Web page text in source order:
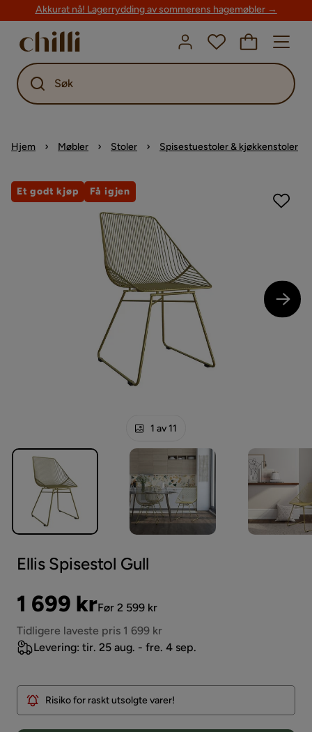
Akkurat nå! Lagerrydding av sommerens hagemøbler →
Søk
Hjem Møbler Stoler Spisestuestoler & kjøkkenstoler
Et godt kjøp Få igjen
1 av 11
Ellis Spisestol Gull
Pris
1 699 kr
Original
Pris
Før 2 599 kr
Tidligere laveste pris 1 699 kr
Levering: tir. 25 aug. - fre. 4 sep.
Risiko for raskt utsolgte varer!